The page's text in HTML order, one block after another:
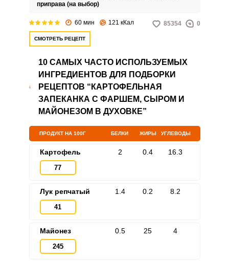
приправа (на выбор)
60 мин 121 кКал 85354 0
СМОТРЕТЬ РЕЦЕПТ
10 САМЫХ ЧАСТО ИСПОЛЬЗУЕМЫХ
ИНГРЕДИЕНТОВ ДЛЯ ПОДБОРКИ
РЕЦЕПТОВ “КАРТОФЕЛЬНАЯ
ЗАПЕКАНКА С ФАРШЕМ, СЫРОМ И
МАЙОНЕЗОМ В ДУХОВКЕ”
ПРОДУКТ НА 100Г БЕЛКИ ЖИРЫ УГЛЕВОДЫ
Картофель
77
2 0.4 16.3
Лук репчатый
41
1.4 0.2 8.2
Майонез
245
0.5 25 4